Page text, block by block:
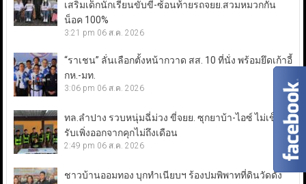
เสริมเด็กนักเรียนขับขี่-ซ้อนท้ายรถจยย.สวมหมวกกัน
น็อค 100%
3:21 pm 06 ส.ค. 2026
“ราเชน” ลั่นเลือกตั้งหน้ากวาด สส. 10 ที่นั่ง พร้อมยึดเก้าอี้
กห.-มท.
3:06 pm 06 ส.ค. 2026
ทล.ลำปาง รวบหนุ่มฉี่ม่วง ขี่จยย. ซุกยาบ้า-ไอซ์ ไม่เข็ด!
รับเพิ่งออกจากคุกไม่ถึงเดือน
2:49 pm 06 ส.ค. 2026
ชาวบ้านออมทอง บุกทำเนียบฯ ร้องปมพิพาทที่ดินวัดดัง